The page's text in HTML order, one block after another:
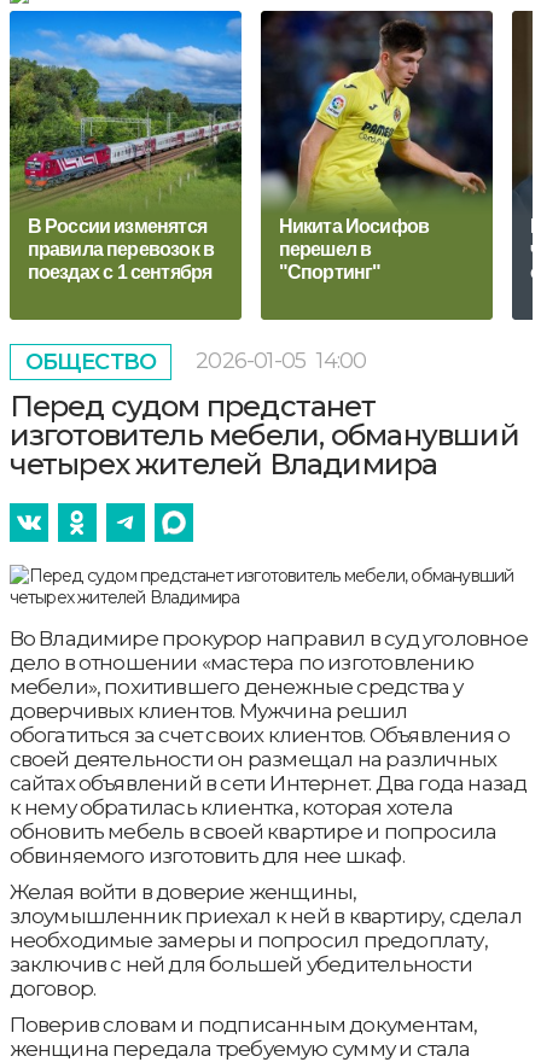
В России изменятся
правила перевозок в
поездах с 1 сентября
Никита Иосифов
перешел в
"Спортинг"
ОБЩЕСТВО 2026-01-05 14:00
Перед судом предстанет
изготовитель мебели, обманувший
четырех жителей Владимира
Во Владимире прокурор направил в суд уголовное
дело в отношении «мастера по изготовлению
мебели», похитившего денежные средства у
доверчивых клиентов. Мужчина решил
обогатиться за счет своих клиентов. Объявления о
своей деятельности он размещал на различных
сайтах объявлений в сети Интернет. Два года назад
к нему обратилась клиентка, которая хотела
обновить мебель в своей квартире и попросила
обвиняемого изготовить для нее шкаф.
Желая войти в доверие женщины,
злоумышленник приехал к ней в квартиру, сделал
необходимые замеры и попросил предоплату,
заключив с ней для большей убедительности
договор.
Поверив словам и подписанным документам,
женщина передала требуемую сумму и стала